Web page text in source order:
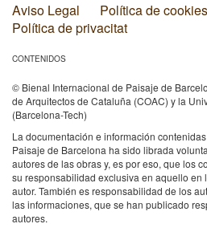
Aviso Legal
Política de cookies
Política de privacitat
CONTENIDOS
© Bienal Internacional de Paisaje de
de Arquitectos de Cataluña (COAC) y la
(Barcelona-Tech)
La documentación e información
Paisaje de Barcelona ha sido librada
autores de las obras y, es por eso, que los
su responsabilidad exclusiva en aquello en
autor. También es responsabilidad de los
las informaciones, que se han publicado
autores.